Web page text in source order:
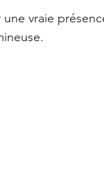
vraie